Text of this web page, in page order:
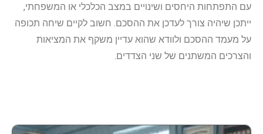
עם התפתחות היחסים ושינויים במצב הכלכלי או המשפחתי,
ייתכן שיהיה צורך לעדכן את ההסכם. חשוב לקיים שיחה תכופה
על מעמד ההסכם ולוודא שהוא עדיין משקף את המציאות
והצרכים המשתנים של שני הצדדים.